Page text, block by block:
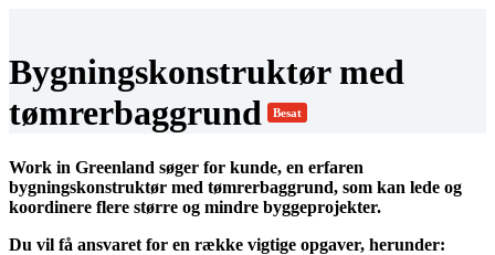
Bygningskonstruktør med
tømrerbaggrund
Besat
Work in Greenland søger for kunde, en erfaren
bygningskonstruktør med tømrerbaggrund, som kan lede og
koordinere flere større og mindre byggeprojekter.
Du vil få ansvaret for en række vigtige opgaver, herunder: